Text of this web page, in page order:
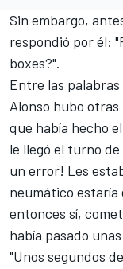
Sin embargo,
respondió por él: "
boxes?".
Entre las
Alonso hubo
que había hecho
le llegó el turno
un error! Les
neumático estaría
entonces sí,
había pasado
"Unos segundos